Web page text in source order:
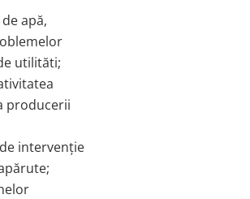
apă,
utilităti;
producerii
intervenție